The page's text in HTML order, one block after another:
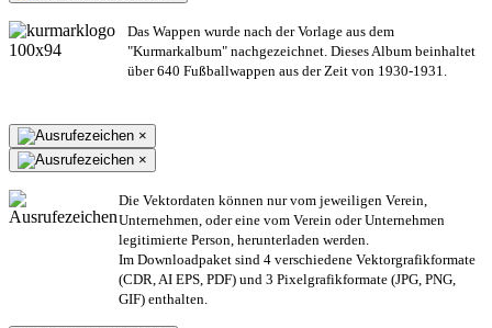
Das Wappen wurde nach der Vorlage aus dem
"Kurmarkalbum" nachgezeichnet. Dieses Album beinhaltet
über 640 Fußballwappen aus der Zeit von 1930-1931.
×
×
Die Vektordaten können nur vom jeweiligen Verein,
Unternehmen, oder eine vom Verein oder Unternehmen
legitimierte Person, herunterladen werden.
Im Downloadpaket sind 4 verschiedene Vektorgrafikformate
(CDR, AI EPS, PDF) und 3 Pixelgrafikformate (JPG, PNG,
GIF) enthalten.